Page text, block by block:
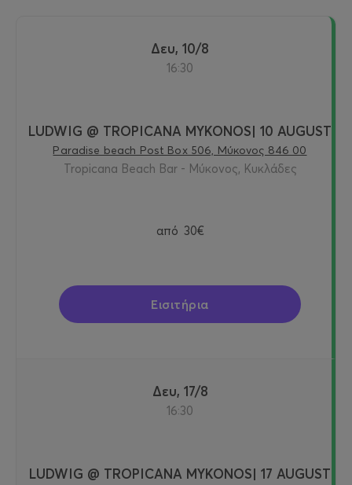
Δευ, 10/8
16:30
LUDWIG @ TROPICANA MYKONOS| 10 AUGUST
Paradise beach Post Box 506, Μύκονος 846 00
Tropicana Beach Bar - Μύκονος, Κυκλάδες
από 30€
Εισιτήρια
Δευ, 17/8
16:30
LUDWIG @ TROPICANA MYKONOS| 17 AUGUST